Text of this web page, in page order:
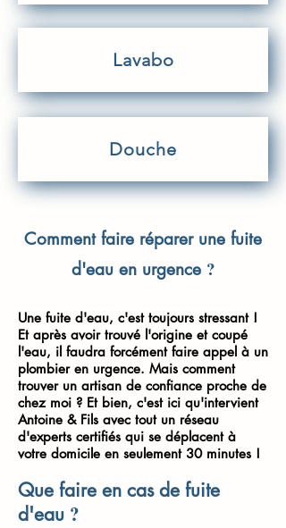
Lavabo
Douche
Comment faire réparer une fuite
d'eau en urgence ?
Une fuite d'eau, c'est toujours stressant !
Et après avoir trouvé l'origine et coupé
l'eau, il faudra forcément faire appel à un
plombier en urgence. Mais comment
trouver un artisan de confiance proche de
chez moi ? Et bien, c'est ici qu'intervient
Antoine & Fils avec tout un réseau
d'experts certifiés qui se déplacent à
votre domicile en seulement 30 minutes !
Que faire en cas de fuite
d'eau ?